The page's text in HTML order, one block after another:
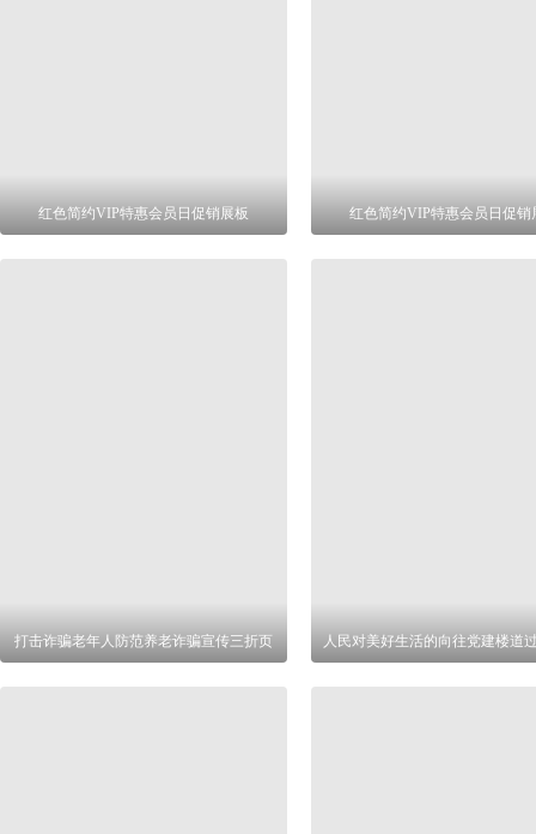
红色简约VIP特惠会员日促销展板 红色简约VIP特惠会员日促销
打击诈骗老年人防范养老诈骗宣传三折页